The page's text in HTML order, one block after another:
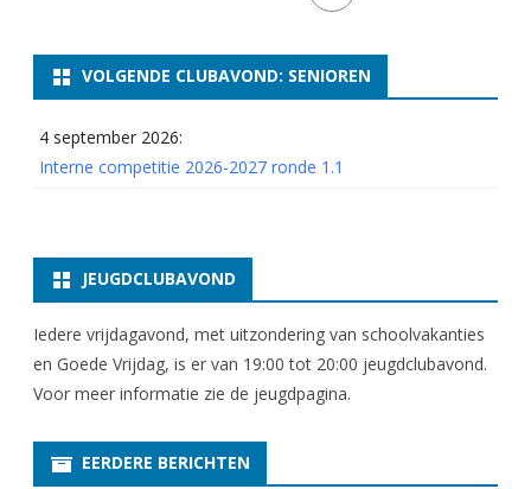
VOLGENDE CLUBAVOND: SENIOREN
4 september 2026:
Interne competitie 2026-2027 ronde 1.1
JEUGDCLUBAVOND
Iedere vrijdagavond, met uitzondering van schoolvakanties
en Goede Vrijdag, is er van 19:00 tot 20:00 jeugdclubavond.
Voor meer informatie zie de jeugdpagina.
EERDERE BERICHTEN